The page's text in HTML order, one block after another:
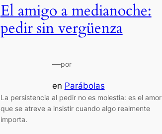
El amigo a medianoche:
pedir sin vergüenza
—por
en Parábolas
La persistencia al pedir no es molestia: es el amor
que se atreve a insistir cuando algo realmente
importa.